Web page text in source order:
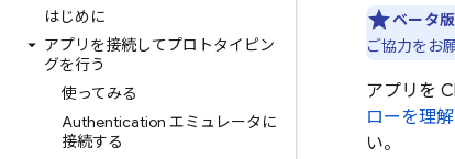
はじめに
アプリを接続してプロトタイピン
グを行う
使ってみる
Authentication エミュレータに
接続する
ベータ版
ご協力をお
アプリを
ローを理解
い。